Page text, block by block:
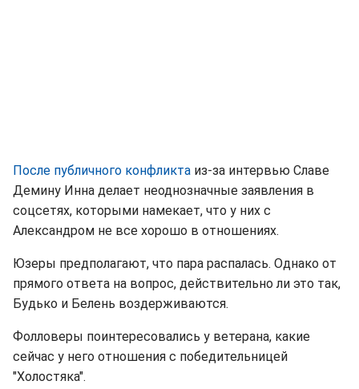
После публичного конфликта из-за интервью Славе
Демину Инна делает неоднозначные заявления в
соцсетях, которыми намекает, что у них с
Александром не все хорошо в отношениях.
Юзеры предполагают, что пара распалась. Однако от
прямого ответа на вопрос, действительно ли это так,
Будько и Белень воздерживаются.
Фолловеры поинтересовались у ветерана, какие
сейчас у него отношения с победительницей
"Холостяка".